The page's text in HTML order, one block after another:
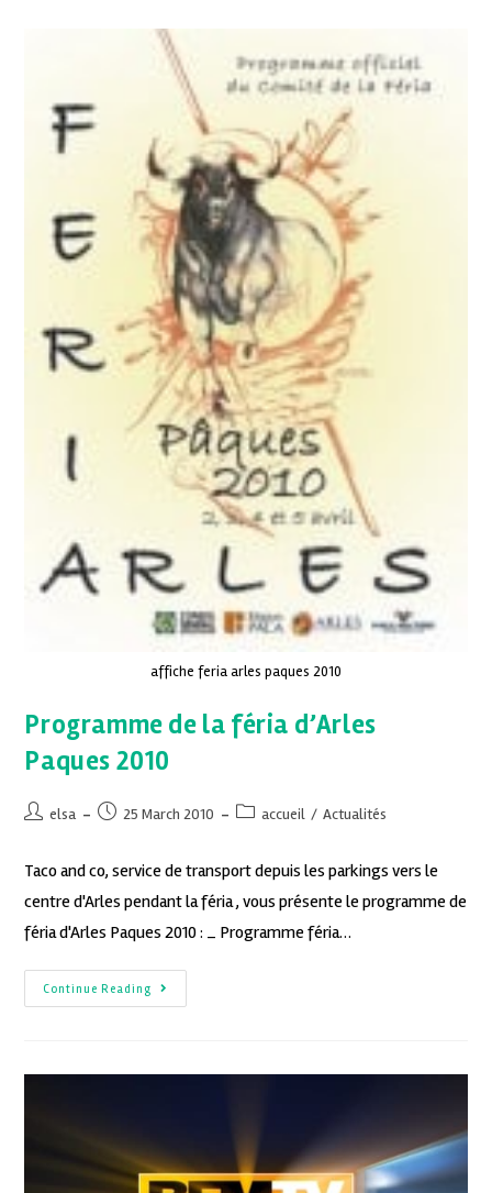
affiche feria arles paques 2010
Programme de la féria d’Arles
Paques 2010
elsa 25 March 2010 accueil / Actualités
Taco and co, service de transport depuis les parkings vers le
centre d'Arles pendant la féria , vous présente le programme de
féria d'Arles Paques 2010 : _ Programme féria…
Continue Reading